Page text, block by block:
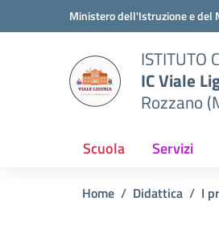
Vai ai contenuti
Vai al menu di navigazioneMinistero dell'Istruzione e del
ISTITUTO
IC Viale
Rozzano
Scuola Servizi
Home Didattica I